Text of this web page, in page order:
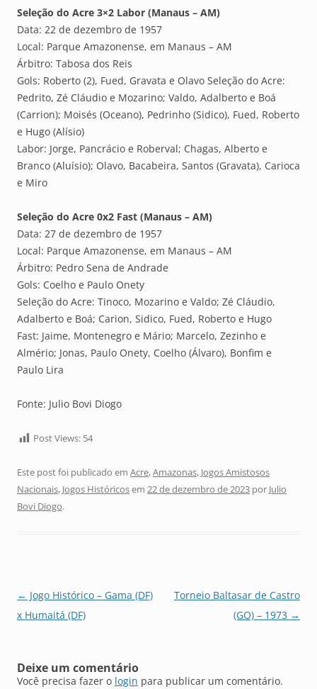
Seleção do Acre 3×2 Labor (Manaus – AM)
Data: 22 de dezembro de 1957
Local: Parque Amazonense, em Manaus – AM
Árbitro: Tabosa dos Reis
Gols: Roberto (2), Fued, Gravata e Olavo Seleção do Acre:
Pedrito, Zé Cláudio e Mozarino; Valdo, Adalberto e Boá
(Carrion); Moisés (Oceano), Pedrinho (Sidico), Fued, Roberto
e Hugo (Alísio)
Labor: Jorge, Pancrácio e Roberval; Chagas, Alberto e
Branco (Aluísio); Olavo, Bacabeira, Santos (Gravata), Carioca
e Miro
Seleção do Acre 0x2 Fast (Manaus – AM)
Data: 27 de dezembro de 1957
Local: Parque Amazonense, em Manaus – AM
Árbitro: Pedro Sena de Andrade
Gols: Coelho e Paulo Onety
Seleção do Acre: Tinoco, Mozarino e Valdo; Zé Cláudio,
Adalberto e Boá; Carion, Sidico, Fued, Roberto e Hugo
Fast: Jaime, Montenegro e Mário; Marcelo, Zezinho e
Almério; Jonas, Paulo Onety, Coelho (Álvaro), Bonfim e
Paulo Lira
Fonte: Julio Bovi Diogo
Post Views: 54
Este post foi publicado em Acre,Amazonas, Jogos Amistosos
Nacionais, Jogos Históricosem 22 de dezembro de 2023 por Julio
Bovi Diogo.
Navegação
de
← Jogo Histórico – Gama (DF)
x Humaitá (DF)
Torneio Baltasar de Castro
(GO) – 1973 →
Deixe um comentário
Você precisa fazer o login para publicar um comentário.